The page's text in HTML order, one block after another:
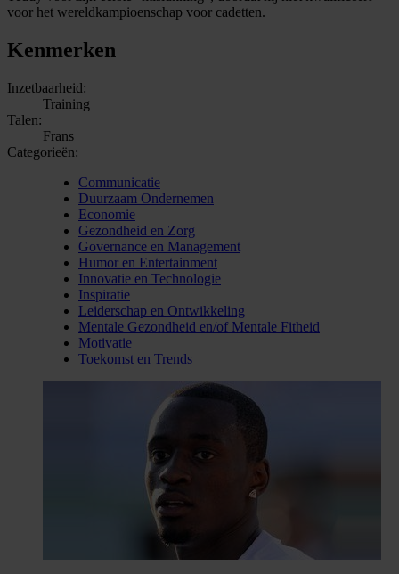
voor het wereldkampioenschap voor cadetten.
Kenmerken
Inzetbaarheid:
Training
Talen:
Frans
Categorieën:
Communicatie
Duurzaam Ondernemen
Economie
Gezondheid en Zorg
Governance en Management
Humor en Entertainment
Innovatie en Technologie
Inspiratie
Leiderschap en Ontwikkeling
Mentale Gezondheid en/of Mentale Fitheid
Motivatie
Toekomst en Trends